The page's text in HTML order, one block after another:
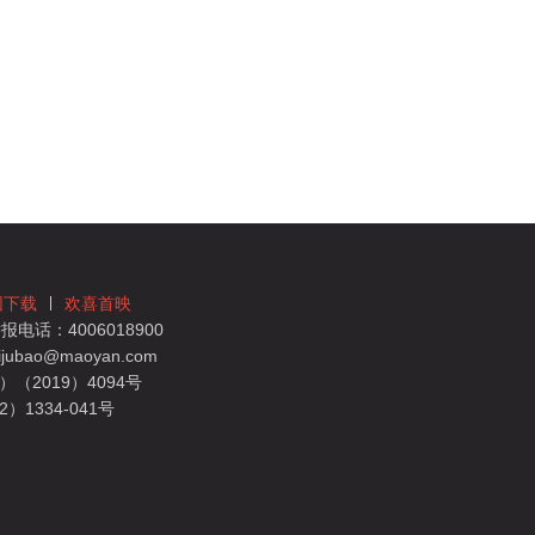
下载
欢喜首映
电话：4006018900
（2019）4094号
）1334-041号